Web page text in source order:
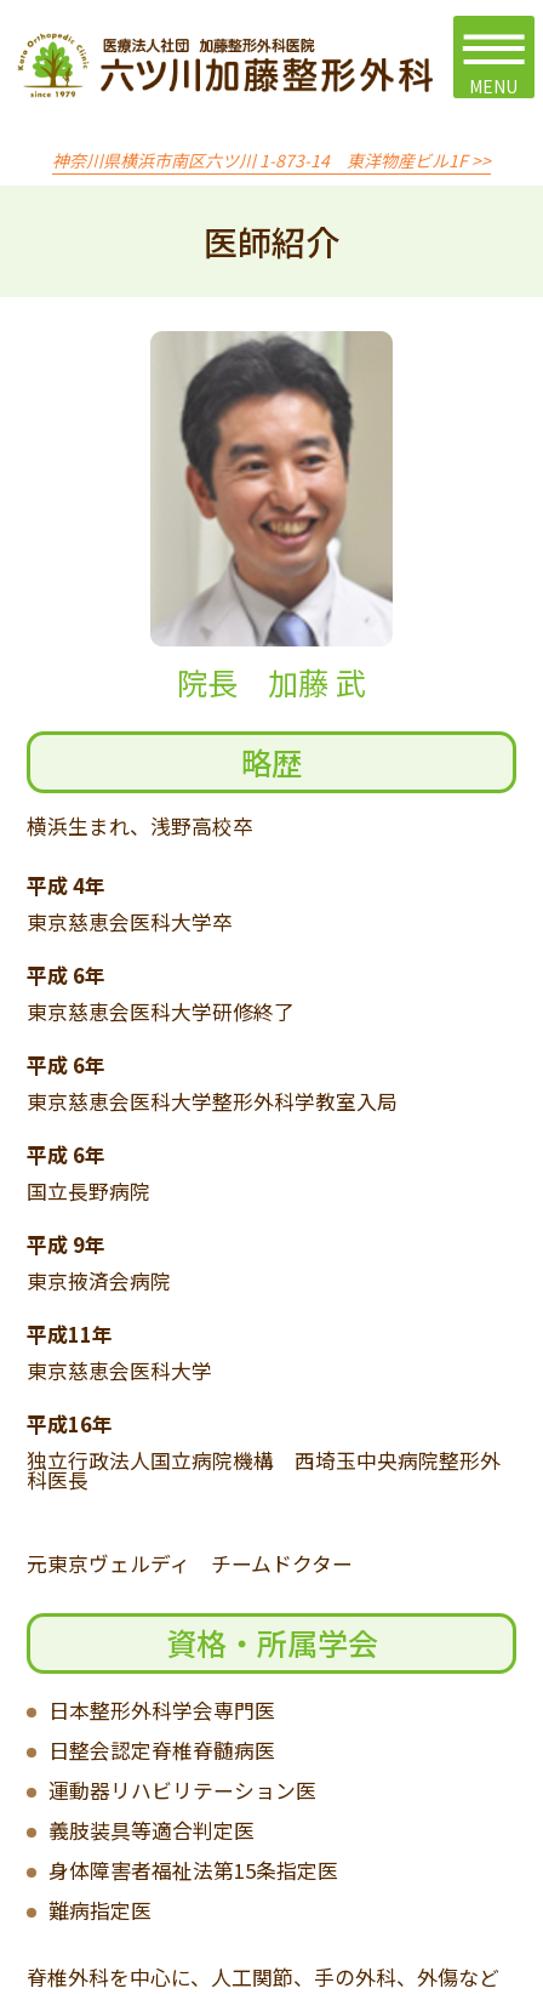
神奈川県横浜市南区六ツ川 1-873-14 東洋物産ビル1F >>
医師紹介
院長 加藤 武
略歴
横浜生まれ、浅野高校卒
平成 4年
東京慈恵会医科大学卒
平成 6年
東京慈恵会医科大学研修終了
平成 6年
東京慈恵会医科大学整形外科学教室入局
平成 6年
国立長野病院
平成 9年
東京掖済会病院
平成11年
東京慈恵会医科大学
平成16年
独立行政法人国立病院機構 西埼玉中央病院整形外
科医長
元東京ヴェルディ チームドクター
資格・所属学会
日本整形外科学会専門医
日整会認定脊椎脊髄病医
運動器リハビリテーション医
義肢装具等適合判定医
身体障害者福祉法第15条指定医
難病指定医
脊椎外科を中心に、人工関節、手の外科、外傷など